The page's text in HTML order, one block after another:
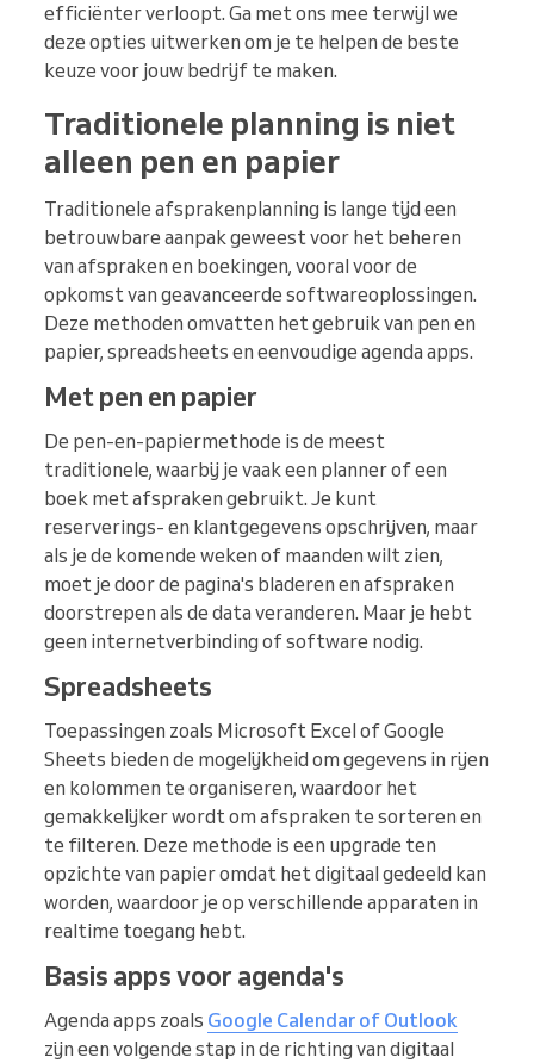
efficiënter verloopt. Ga met ons mee terwijl we
deze opties uitwerken om je te helpen de beste
keuze voor jouw bedrijf te maken.
Traditionele planning is niet
alleen pen en papier
Traditionele afsprakenplanning is lange tijd een
betrouwbare aanpak geweest voor het beheren
van afspraken en boekingen, vooral voor de
opkomst van geavanceerde softwareoplossingen.
Deze methoden omvatten het gebruik van pen en
papier, spreadsheets en eenvoudige agenda apps.
Met pen en papier
De pen-en-papiermethode is de meest
traditionele, waarbij je vaak een planner of een
boek met afspraken gebruikt. Je kunt
reserverings- en klantgegevens opschrijven, maar
als je de komende weken of maanden wilt zien,
moet je door de pagina's bladeren en afspraken
doorstrepen als de data veranderen. Maar je hebt
geen internetverbinding of software nodig.
Spreadsheets
Toepassingen zoals Microsoft Excel of Google
Sheets bieden de mogelijkheid om gegevens in rijen
en kolommen te organiseren, waardoor het
gemakkelijker wordt om afspraken te sorteren en
te filteren. Deze methode is een upgrade ten
opzichte van papier omdat het digitaal gedeeld kan
worden, waardoor je op verschillende apparaten in
realtime toegang hebt.
Basis apps voor agenda's
Agenda apps zoals Google Calendar of Outlook
zijn een volgende stap in de richting van digitaal